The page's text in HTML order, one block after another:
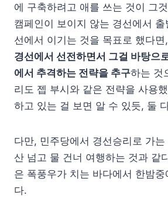
에 구축하려고 애를 쓰는 것이 그
캠페인이 보이지 않는 경선에서
선에서 이기는 것을 목표로 했다면
경선에서 선전하면서 그걸 바탕으
에서 추격하는 전략을 추구하는 것
리도 젭 부시와 같은 전략을 사용
하고 있는 걸 보면 알 수 있듯, 둘
다만, 민주당에서 경선승리로 가
산 넘고 물 건너 여행하는 것과 같
은 폭풍우가 치는 바다에서 한밤
다.